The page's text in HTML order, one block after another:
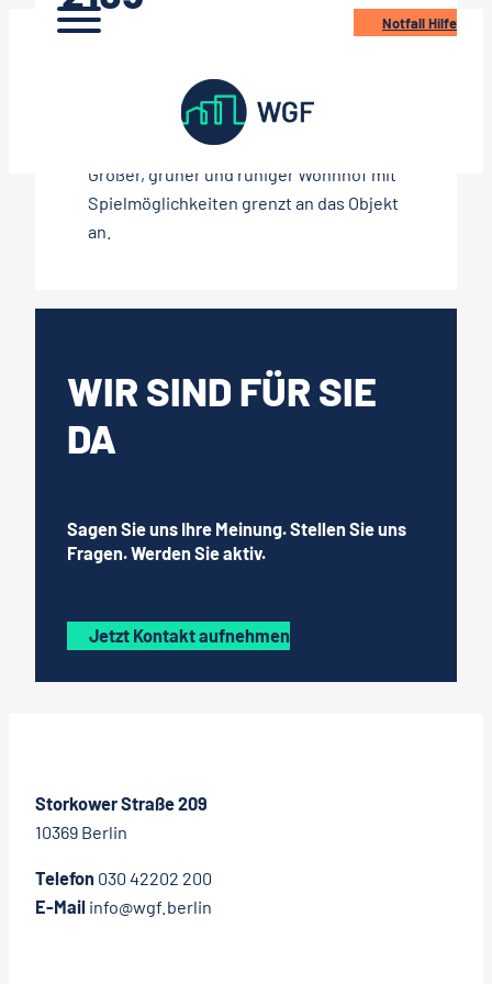
Notfall Hilfe
LANDSBERGER
ALLEE 56A, B, 62A
Großer, grüner und ruhiger Wohnhof mit
Spielmöglichkeiten grenzt an das Objekt
an.
WIR SIND FÜR SIE
DA
Sagen Sie uns Ihre Meinung. Stellen Sie uns
Fragen. Werden Sie aktiv.
Jetzt Kontakt aufnehmen
Storkower Straße 209
10369 Berlin
Telefon 030 42202 200
E-Mail info@wgf.berlin